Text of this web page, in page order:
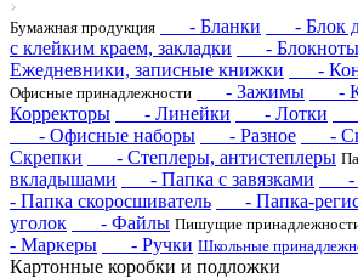
Бумажная продукция - Бланки - Блок
с клейким краем, закладки
- Блокноты
Ежедневники, записные книжки
-
Офисные принадлежности - Зажимы -
Корректоры
- Линейки - Лотки
-
- Офисные наборы
- Разное -
Скрепки
- Степлеры, антистеплеры
вкладышами
- Папка с завязками
-
- Папка скоросшиватель
- Папка-
уголок
- Файлы Пишущие
- Маркеры
- Ручки Школьные
Картонные коробки и подложки